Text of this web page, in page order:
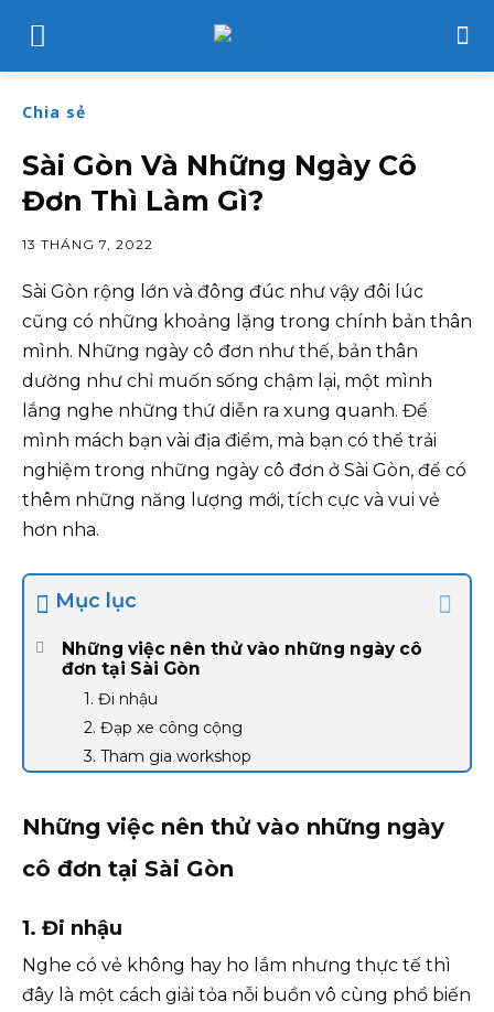
Chia sẻ
Sài Gòn Và Những Ngày Cô
Đơn Thì Làm Gì?
13 THÁNG 7, 2022
Sài Gòn rộng lớn và đông đúc như vậy đôi lúc
cũng có những khoảng lặng trong chính bản thân
mình. Những ngày cô đơn như thế, bản thân
dường như chỉ muốn sống chậm lại, một mình
lắng nghe những thứ diễn ra xung quanh. Để
mình mách bạn vài địa điểm, mà bạn có thể trải
nghiệm trong những ngày cô đơn ở Sài Gòn, để có
thêm những năng lượng mới, tích cực và vui vẻ
hơn nha.
Mục lục
Những việc nên thử vào những ngày cô
đơn tại Sài Gòn
1. Đi nhậu
2. Đạp xe công cộng
3. Tham gia workshop
Những việc nên thử vào những ngày
cô đơn tại Sài Gòn
1. Đi nhậu
Nghe có vẻ không hay ho lắm nhưng thực tế thì
đây là một cách giải tỏa nỗi buồn vô cùng phổ biến